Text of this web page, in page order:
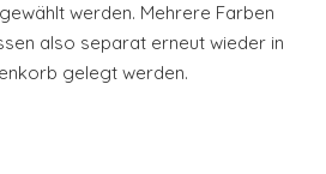
werden. Mehrere Farben
also separat erneut wieder in
gelegt werden.